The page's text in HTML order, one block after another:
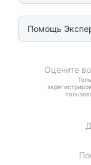
Помощь
Оцените